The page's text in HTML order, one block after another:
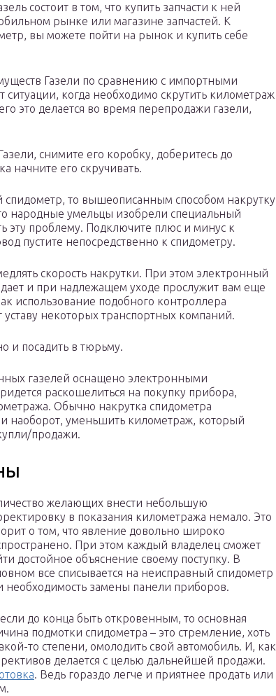
состоит в том, что купить запчасти к ней
рынке или магазине запчастей. К
вы можете пойти на рынок и купить себе
Газели по сравнению с импортными
когда необходимо скрутить километраж
это делается во время перепродажи газели,
снимите его коробку, доберитесь до
начните его скручивать.
спидометр, то вышеописанным способом накрутку
народные умельцы изобрели специальный
эту проблему. Подключите плюс и минус к
пустите непосредственно к спидометру.
скорость накрутки. При этом электронный
и при надлежащем уходе прослужит вам еще
использование подобного контроллера
некоторых транспортных компаний.
и посадить в тюрьму.
газелей оснащено электронными
раскошелиться на покупку прибора,
Обычно накрутка спидометра
наоборот, уменьшить километраж, который
продажи.
желающих внести небольшую
в показания километража немало. Это
о том, что явление довольно широко
При этом каждый владелец сможет
достойное объяснение своему поступку. В
все списывается на неисправный спидометр
необходимость замены панели приборов.
до конца быть откровенным, то основная
подмотки спидометра – это стремление, хоть
то степени, омолодить свой автомобиль. И, как
делается с целью дальнейшей продажи.
. Ведь гораздо легче и приятнее продать или